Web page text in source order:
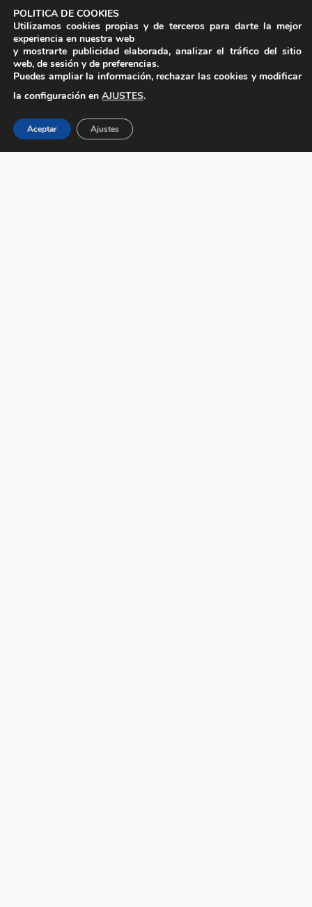
POLITICA DE COOKIES
Utilizamos cookies propias y de terceros para darte la mejor
experiencia en nuestra web
y mostrarte publicidad elaborada, analizar el tráfico del sitio
web, de sesión y de preferencias.
Puedes ampliar la información, rechazar las cookies y modificar
la configuración en AJUSTES.
Aceptar Ajustes